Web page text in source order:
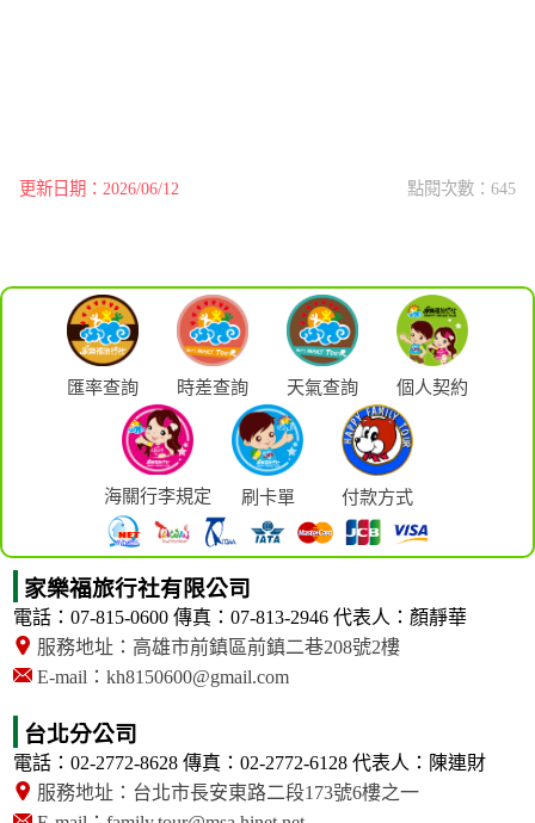
更新日期：2026/06/12 點閱次數：645
匯率查詢 時差查詢 天氣查詢 個人契約
海關行李規定 刷卡單 付款方式
家樂福旅行社有限公司
電話：07-815-0600 傳真：07-813-2946 代表人：顏靜華
服務地址：高雄市前鎮區前鎮二巷208號2樓
E-mail：kh8150600@gmail.com
台北分公司
電話：02-2772-8628 傳真：02-2772-6128 代表人：陳連財
服務地址：台北市長安東路二段173號6樓之一